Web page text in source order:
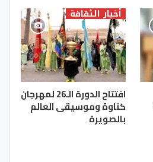
أخبار الثقافة
افتتاح الدورة الـ26 لمهرجان
كناوة وموسيقى العالم
بالصويرة